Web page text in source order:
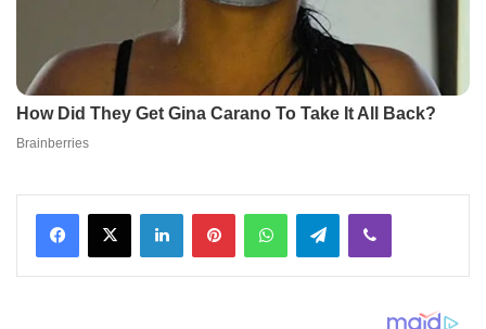
Facebook
X LinkedInPinterestWhatsAppTelegramViber